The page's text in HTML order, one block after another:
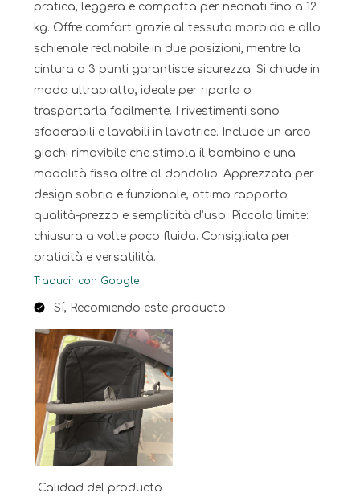
pratica, leggera e compatta per neonati fino a 12
kg. Offre comfort grazie al tessuto morbido e allo
schienale reclinabile in due posizioni, mentre la
cintura a 3 punti garantisce sicurezza. Si chiude in
modo ultrapiatto, ideale per riporla o
trasportarla facilmente. I rivestimenti sono
sfoderabili e lavabili in lavatrice. Include un arco
giochi rimovibile che stimola il bambino e una
modalità fissa oltre al dondolio. Apprezzata per
design sobrio e funzionale, ottimo rapporto
qualità-prezzo e semplicità d’uso. Piccolo limite:
chiusura a volte poco fluida. Consigliata per
praticità e versatilità.
Traducir con Google
Sí, Recomiendo este producto.
Calidad del producto